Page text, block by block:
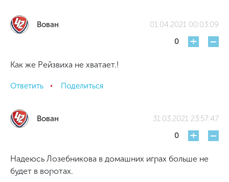
Вован
01.04.2021 00:03:09
0
+ -
Как же Рейзвиха не хватает.!
Ответить Поделиться
Вован
31.03.2021 23:57:47
0
+ -
Надеюсь Лозебникова в домашних играх больше не
будет в воротах.